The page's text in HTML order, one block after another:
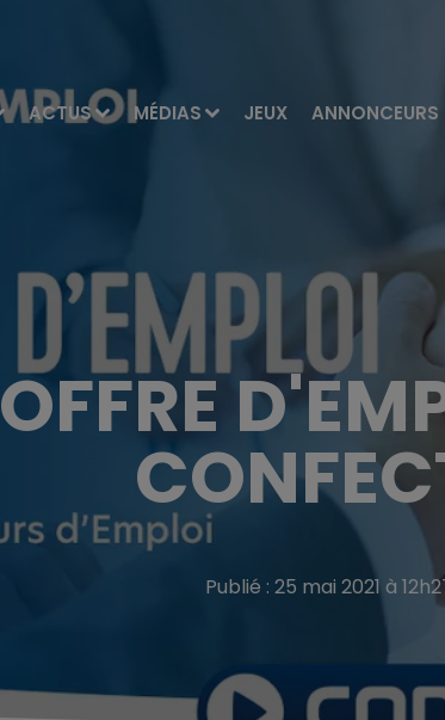
ACTUS MÉDIAS JEUX ANNONCEURS
OFFRE
Publié : 25 mai 2021 à